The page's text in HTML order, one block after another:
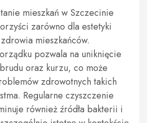
mieszkań w Szczecinie
zarówno dla estetyki
mieszkańców.
pozwala na uniknięcie
oraz kurzu, co może
zdrowotnych takich
Regularne czyszczenie
również źródła bakterii i